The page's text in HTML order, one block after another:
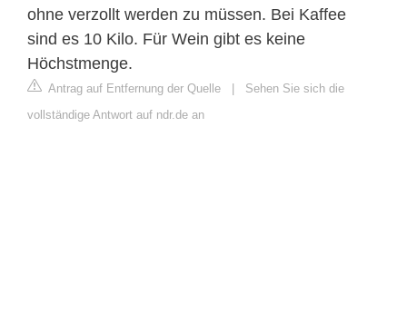
ohne verzollt werden zu müssen. Bei Kaffee
sind es 10 Kilo. Für Wein gibt es keine
Höchstmenge.
Antrag auf Entfernung der Quelle | Sehen Sie sich die
vollständige Antwort auf ndr.de an